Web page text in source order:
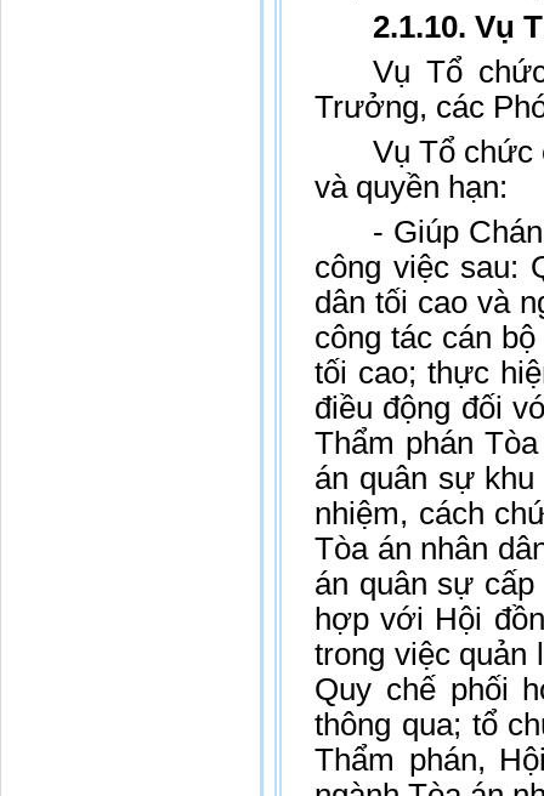
2.1.10. Vụ
Vụ Tổ
Trưởng, các
Vụ Tổ chức
và quyền hạn:
- Giúp
công việc sau:
dân tối cao và
công tác cán
tối cao; thực
điều động đối
Thẩm phán
án quân sự
nhiệm, cách
Tòa án nhân
án quân sự
hợp với Hội
trong việc quản
Quy chế phối
thông qua; tổ
Thẩm phán,